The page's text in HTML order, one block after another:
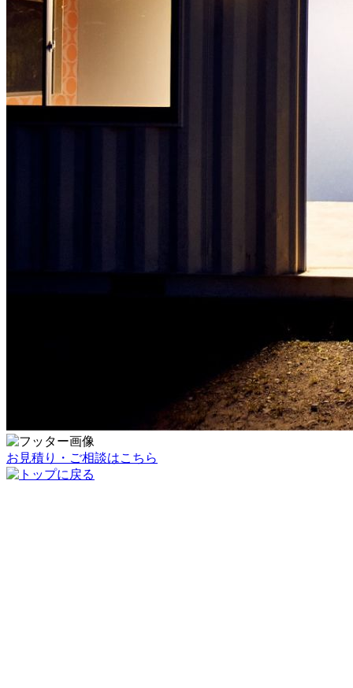
お見積り・ご相談はこちら